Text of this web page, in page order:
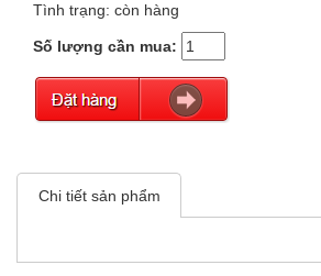
Tình trạng: còn hàng
Số lượng cần mua:
Chi tiết sản phẩm